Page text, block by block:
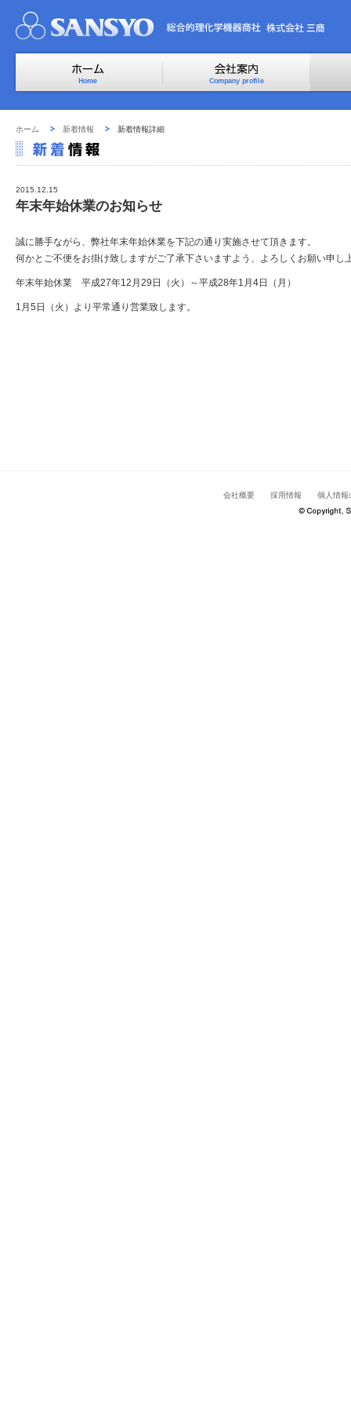
ホーム 新着情報 新着情報詳細
2015.12.15
年末年始休業のお知らせ
誠に勝手ながら、弊社年末年始休業を下記の通り実施させて頂きます。
何かとご不便をお掛け致しますがご了承下さいますよう、よろしくお願い申し
年末年始休業 平成27年12月29日（火）～平成28年1月4日（月）
1月5日（火）より平常通り営業致します。
会社概要 採用情報 個人情報